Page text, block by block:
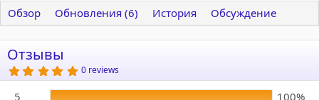
Обзор Обновления (6) История Обсуждение
Отзывы
5
.
0
0 reviews
5
100%